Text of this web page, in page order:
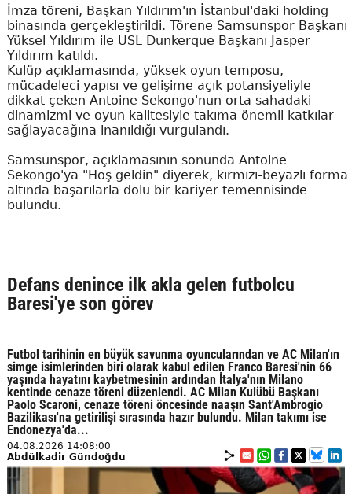
İmza töreni, Başkan Yıldırım'ın İstanbul'daki holding
binasında gerçekleştirildi. Törene Samsunspor Başkanı
Yüksel Yıldırım ile USL Dunkerque Başkanı Jasper
Yıldırım katıldı.
Kulüp açıklamasında, yüksek oyun temposu,
mücadeleci yapısı ve gelişime açık potansiyeliyle
dikkat çeken Antoine Sekongo'nun orta sahadaki
dinamizmi ve oyun kalitesiyle takıma önemli katkılar
sağlayacağına inanıldığı vurgulandı.
Samsunspor, açıklamasının sonunda Antoine
Sekongo'ya "Hoş geldin" diyerek, kırmızı-beyazlı forma
altında başarılarla dolu bir kariyer temennisinde
bulundu.
Defans denince ilk akla gelen futbolcu
Baresi'ye son görev
Futbol tarihinin en büyük savunma oyuncularından ve AC Milan'ın
simge isimlerinden biri olarak kabul edilen Franco Baresi'nin 66
yaşında hayatını kaybetmesinin ardından İtalya'nın Milano
kentinde cenaze töreni düzenlendi. AC Milan Kulübü Başkanı
Paolo Scaroni, cenaze töreni öncesinde naaşın Sant'Ambrogio
Bazilikası'na getirilişi sırasında hazır bulundu. Milan takımı ise
Endonezya'da...
04.08.2026 14:08:00
Abdülkadir Gündoğdu